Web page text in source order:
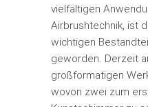
vielfältigen
Airbrushtechnik, ist
wichtigen
geworden. Derzeit
großformatigen
wovon zwei zum